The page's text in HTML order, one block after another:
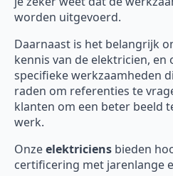
worden uitgevoerd.
Daarnaast is het belangrijk
kennis van de elektricien, en
specifieke werkzaamheden
raden om referenties te
klanten om een beter beeld
werk.
Onzeelektriciens bieden
certificering met jarenlange